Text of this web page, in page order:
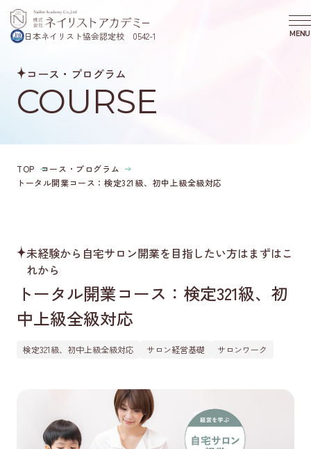
日本ネイリスト協会認定校 0542-1 MENU
COURSE
コース・プログラム
SCHOOL
REASON
選ばれる理由
SEMINAR
COLUMN
コラム
会社概要
LINEで質問する
コース一覧を見る
Instagram
（未経験からネイリストを目指す方向け）
コース・プログラム
COURSE
TOP コース・プログラム
トータル開業コース：検定321級、初中上級全級対応
未経験から自宅サロン開業を目指したい方はまずはこ
れから
トータル開業コース：検定321級、初
中上級全級対応
検定321級、初中上級全級対応 サロン経営基礎 サロンワーク